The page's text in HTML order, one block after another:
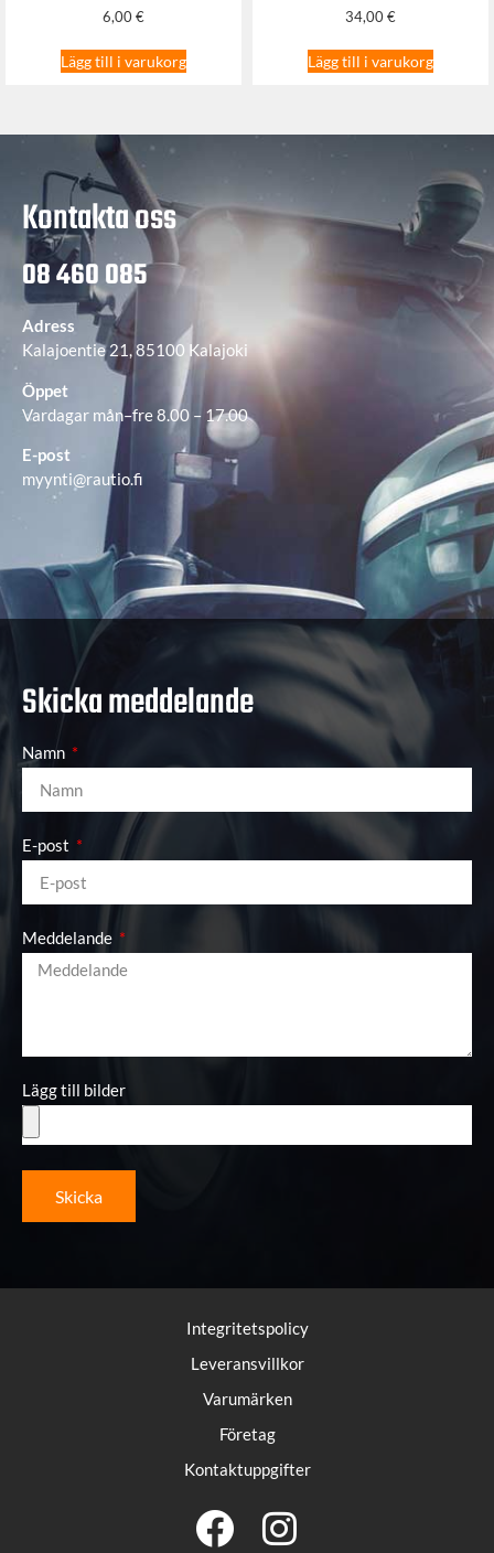
6,00€
Lägg till i varukorg
34,00€
Lägg till i varukorg
Kontakta oss
08 460 085
Adress
Kalajoentie 21, 85100 Kalajoki
Öppet
Vardagar mån–fre 8.00 – 17.00
E-post
myynti@rautio.fi
Skicka meddelande
Namn
E-post
Meddelande
Lägg till bilder
Skicka
Integritetspolicy
Leveransvillkor
Varumärken
Företag
Kontaktuppgifter